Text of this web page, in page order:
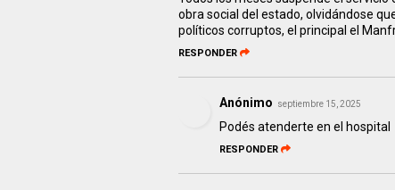
obra social del estado, olvidándose
políticos corruptos, el principal el
RESPONDER
Anónimo septiembre 15, 2025
Podés atenderte en el hospital
RESPONDER